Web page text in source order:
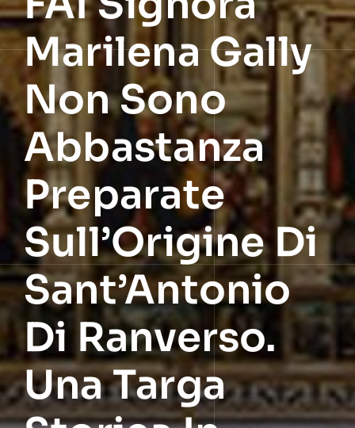
Marilena Gally
Non Sono
Abbastanza
Preparate
Sull’Origine Di
Sant’Antonio
Di Ranverso.
Una Targa